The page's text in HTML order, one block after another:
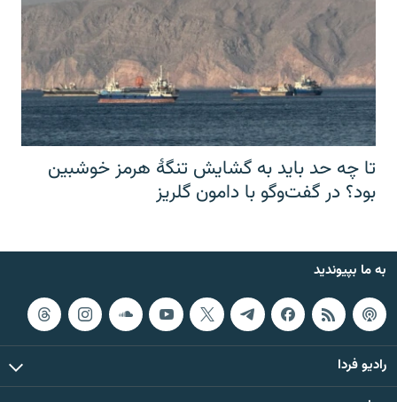
تا چه حد باید به گشایش تنگهٔ هرمز خوشبین
بود؟ در گفت‌وگو با دامون گلریز
به ما بپیوندید
رادیو فردا